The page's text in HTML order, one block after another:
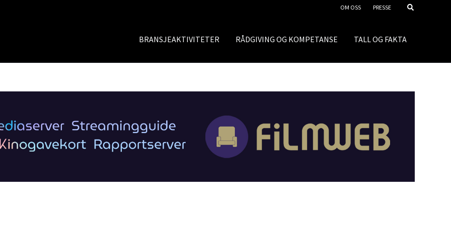
OM OSS PRESSE
BRANSJEAKTIVITETER RÅDGIVING OG KOMPETANSE TALL OG FAKTA